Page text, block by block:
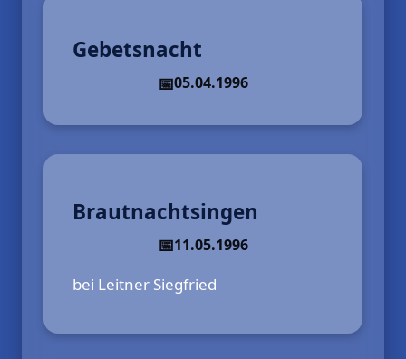
Gebetsnacht
05.04.1996
Brautnachtsingen
11.05.1996
bei Leitner Siegfried